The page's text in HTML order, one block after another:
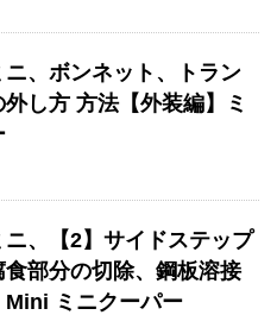
ニ、ボンネット、トラン
し方 方法【外装編】ミ
ニ、【2】サイドステップ
部分の切除、鋼板溶接
Mini ミニクーパー